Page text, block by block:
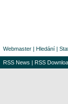
Webmaster | Hledání |
RSS News | RSS